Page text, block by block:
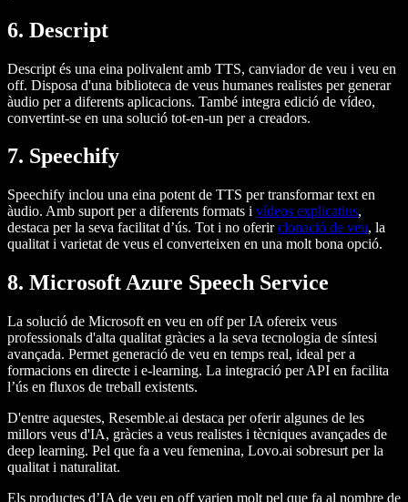
6. Descript
Descript és una eina polivalent amb TTS, canviador de veu i veu en
off. Disposa d'una biblioteca de veus humanes realistes per generar
àudio per a diferents aplicacions. També integra edició de vídeo,
convertint-se en una solució tot-en-un per a creadors.
7. Speechify
Speechify inclou una eina potent de TTS per transformar text en
àudio. Amb suport per a diferents formats i vídeos explicatius,
destaca per la seva facilitat d’ús. Tot i no oferirclonació de veu, la
qualitat i varietat de veus el converteixen en una molt bona opció.
8. Microsoft Azure Speech Service
La solució de Microsoft en veu en off per IA ofereix veus
professionals d'alta qualitat gràcies a la seva tecnologia de síntesi
avançada. Permet generació de veu en temps real, ideal per a
formacions en directe i e-learning. La integració per API en facilita
l’ús en fluxos de treball existents.
D'entre aquestes, Resemble.ai destaca per oferir algunes de les
millors veus d'IA, gràcies a veus realistes i tècniques avançades de
deep learning. Pel que fa a veu femenina, Lovo.ai sobresurt per la
qualitat i naturalitat.
Els productes d’IA de veu en off varien molt pel que fa al nombre de